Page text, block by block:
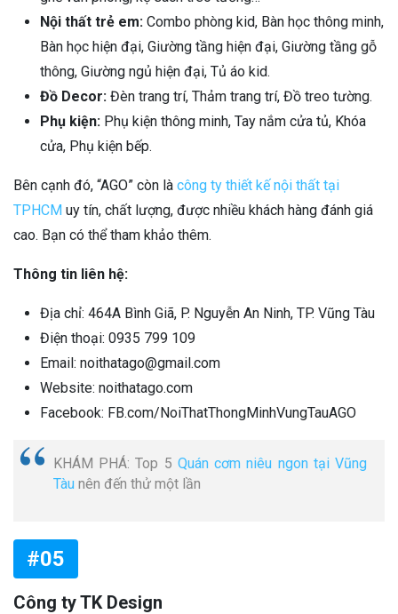
Nội thất trẻ em: Combo phòng kid, Bàn học thông minh,
Bàn học hiện đại, Giường tầng hiện đại, Giường tầng gỗ
thông, Giường ngủ hiện đại, Tủ áo kid.
Đồ Decor: Đèn trang trí, Thảm trang trí, Đồ treo tường.
Phụ kiện: Phụ kiện thông minh, Tay nắm cửa tủ, Khóa
cửa, Phụ kiện bếp.
Bên cạnh đó, “AGO” còn là công ty thiết kế nội thất tại
TPHCM uy tín, chất lượng, được nhiều khách hàng đánh giá
cao. Bạn có thể tham khảo thêm.
Thông tin liên hệ:
Địa chỉ: 464A Bình Giã, P. Nguyễn An Ninh, TP. Vũng Tàu
Điện thoại: 0935 799 109
Email: noithatago@gmail.com
Website: noithatago.com
Facebook: FB.com/NoiThatThongMinhVungTauAGO
KHÁM PHÁ: Top 5 Quán cơm niêu ngon tại Vũng
Tàu nên đến thử một lần
#05
Công ty TK Design